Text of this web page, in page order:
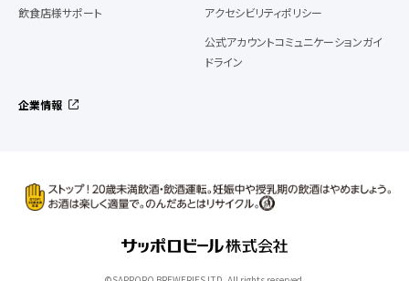
飲食店様サポート
アクセシビリティポリシー
公式アカウントコミュニケーションガイ
ドライン
企業情報